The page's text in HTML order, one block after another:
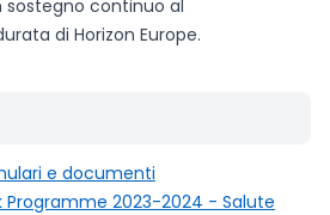
sostegno continuo al
di Horizon Europe.
e documenti
Programme 2023-2024 - Salute